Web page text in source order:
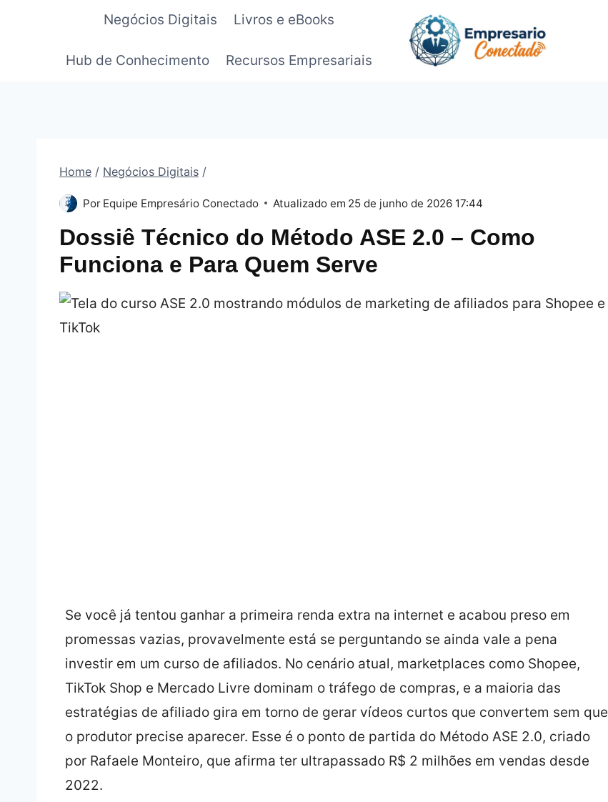
Negócios Digitais Livros e eBooks
Hub de Conhecimento Recursos Empresariais
Home / Negócios Digitais /
Por Equipe Empresário Conectado Atualizado em 25 de junho de 2026 17:44
Dossiê Técnico do Método ASE 2.0 – Como
Funciona e Para Quem Serve
Se você já tentou ganhar a primeira renda extra na internet e acabou preso em
promessas vazias, provavelmente está se perguntando se ainda vale a pena
investir em um curso de afiliados. No cenário atual, marketplaces como Shopee,
TikTok Shop e Mercado Livre dominam o tráfego de compras, e a maioria das
estratégias de afiliado gira em torno de gerar vídeos curtos que convertem sem que
o produtor precise aparecer. Esse é o ponto de partida do Método ASE 2.0, criado
por Rafaele Monteiro, que afirma ter ultrapassado R$ 2 milhões em vendas desde
2022.